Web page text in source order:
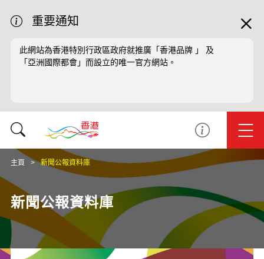
重要通知
此網站為香港特別行政區政府就推廣「香港品牌 」 及
「亞洲國際都會」而設立的唯一官方網站。
主頁 新聞公報資料庫
新聞公報資料庫